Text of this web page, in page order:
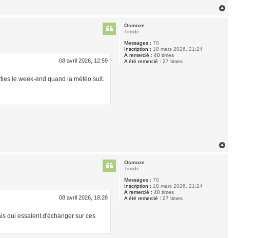
Osmoze
Timide
Messages : 70
Inscription : 18 mars 2026, 21:24
A remercié : 40 times
A été remercié : 27 times
08 avril 2026, 12:59
le week-end quand la météo suit.
Osmoze
Timide
Messages : 70
Inscription : 18 mars 2026, 21:24
A remercié : 40 times
A été remercié : 27 times
08 avril 2026, 18:28
qui essaient d'échanger sur ces